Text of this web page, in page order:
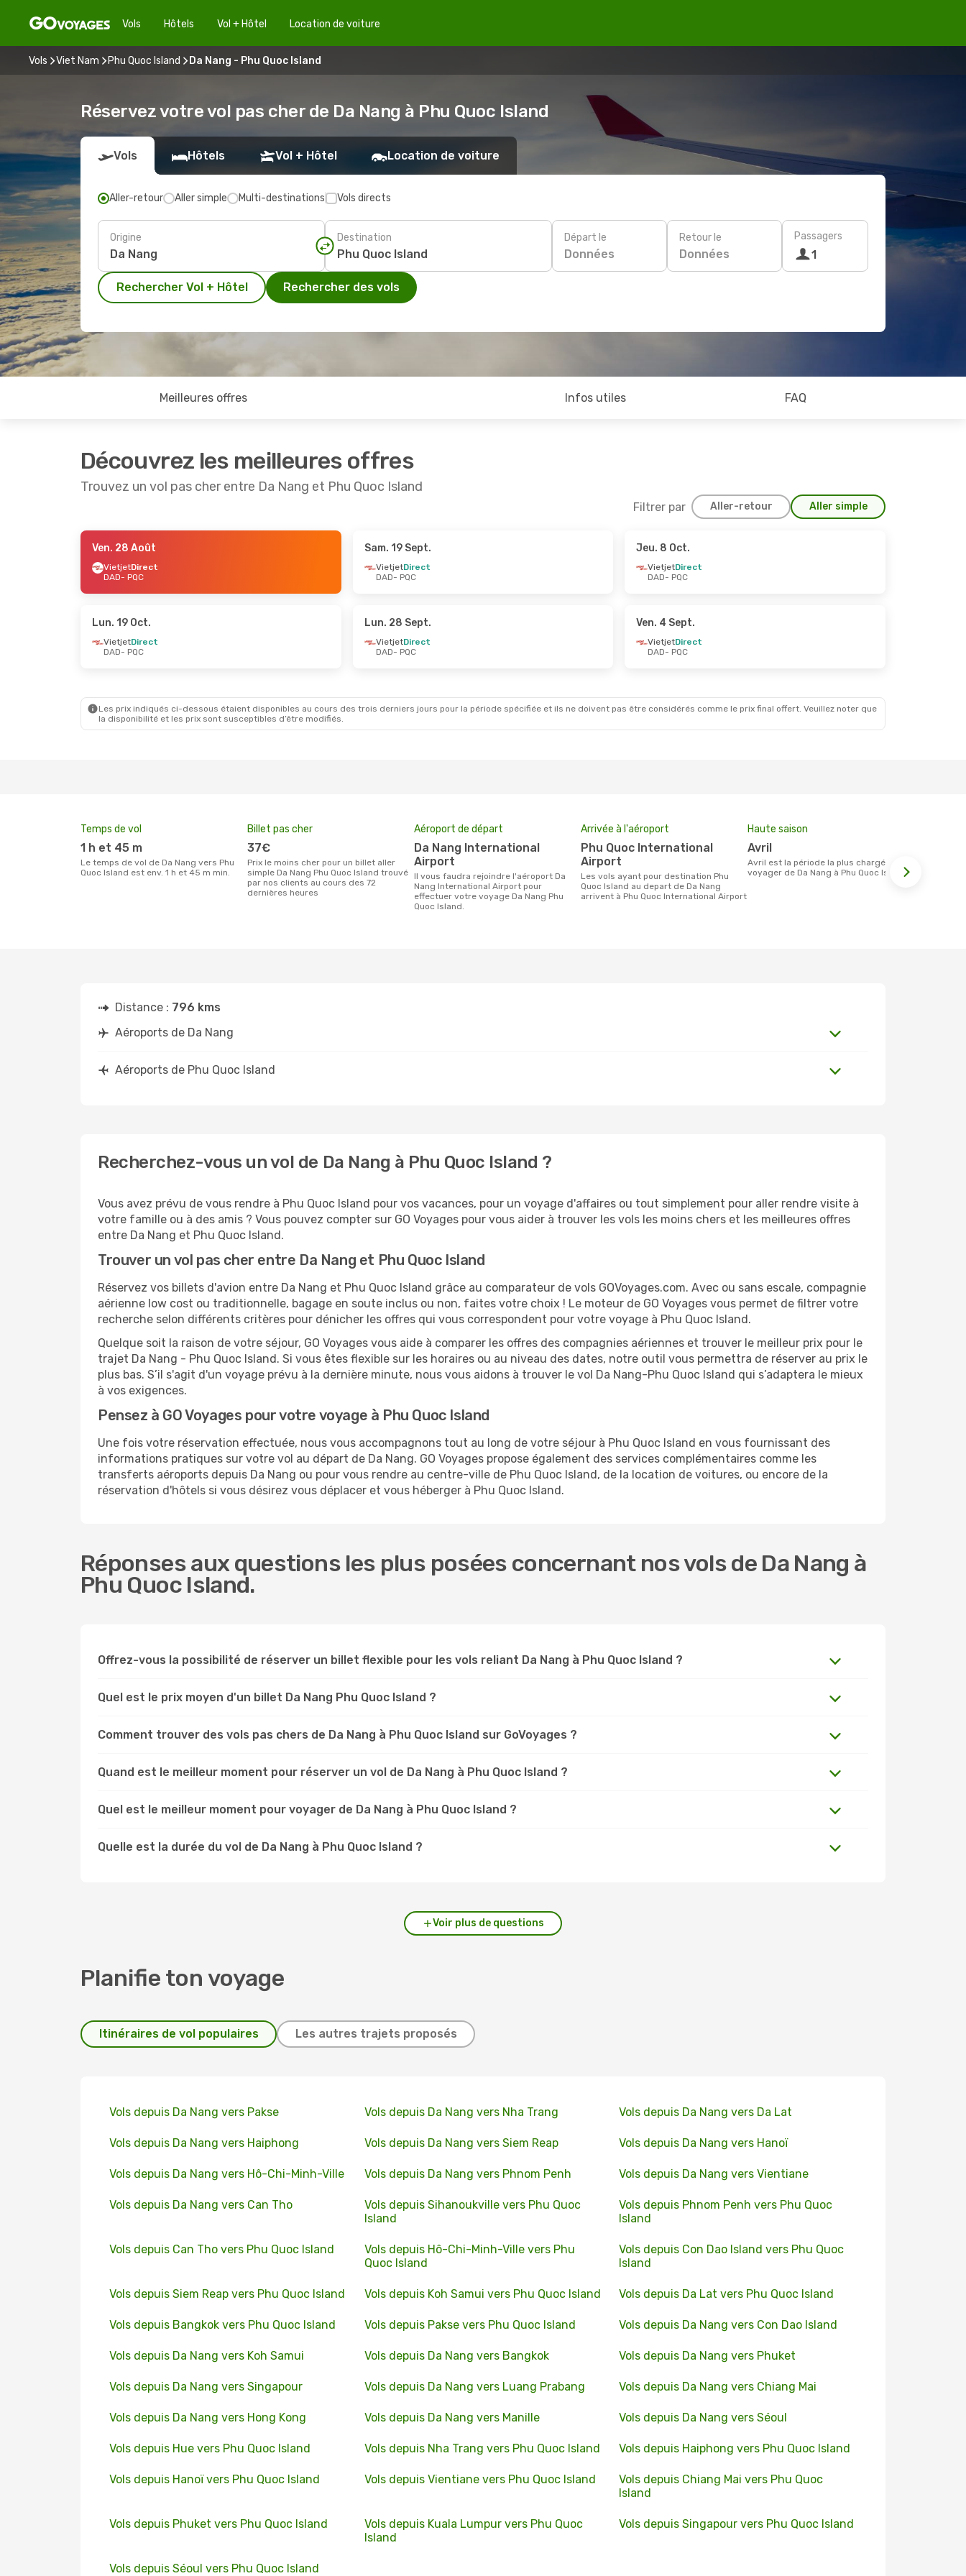
Vols Hôtels Vol + Hôtel Location de voiture
Vols Viet Nam Phu Quoc Island Da Nang - Phu Quoc Island
Réservez votre vol pas cher de Da Nang à Phu Quoc Island
Vols Hôtels Vol + Hôtel Location de voiture
Aller-retour Aller simple Multi-destinations Vols directs
Origine Destination Départ le
Données
Retour le
Données
Passagers
1
Rechercher Vol + Hôtel Rechercher des vols
Meilleures offres Infos utiles FAQ
Découvrez les meilleures offres
Trouvez un vol pas cher entre Da Nang et Phu Quoc Island
Filtrer par Aller-retour Aller simple
- Dim. 25 Oct.
Ven. 28 Août
VietjetDirect
DAD- PQC
Sam. 19 Sept.
VietjetDirect
DAD- PQC
Jeu. 8 Oct.
VietjetDirect
DAD- PQC
Lun. 19 Oct.
VietjetDirect
DAD- PQC
Lun. 28 Sept.
VietjetDirect
DAD- PQC
Ven. 4 Sept.
VietjetDirect
DAD- PQC
Les prix indiqués ci-dessous étaient disponibles au cours des trois derniers jours pour la période spécifiée et ils ne doivent pas être considérés comme le prix final offert. Veuillez noter que
la disponibilité et les prix sont susceptibles d’être modifiés.
Temps de vol
1 h et 45 m
Le temps de vol de Da Nang vers Phu
Quoc Island est env. 1 h et 45 m min.
Billet pas cher
37€
Prix le moins cher pour un billet aller
simple Da Nang Phu Quoc Island trouvé
par nos clients au cours des 72
dernières heures
Aéroport de départ
Da Nang International
Airport
Il vous faudra rejoindre l'aéroport Da
Nang International Airport pour
effectuer votre voyage Da Nang Phu
Quoc Island.
Arrivée à l'aéroport
Phu Quoc International
Airport
Les vols ayant pour destination Phu
Quoc Island au depart de Da Nang
arrivent à Phu Quoc International Airport
Haute saison
avril
avril est la période la plus chargée pour
voyager de Da Nang à Phu Quoc Island.
Distance : 796 kms
Aéroports de Da Nang
Aéroports de Phu Quoc Island
Recherchez-vous un vol de Da Nang à Phu Quoc Island ?
Vous avez prévu de vous rendre à Phu Quoc Island pour vos vacances, pour un voyage d'affaires ou tout simplement pour aller rendre visite à
votre famille ou à des amis ? Vous pouvez compter sur GO Voyages pour vous aider à trouver les vols les moins chers et les meilleures offres
entre Da Nang et Phu Quoc Island.
Trouver un vol pas cher entre Da Nang et Phu Quoc Island
Réservez vos billets d'avion entre Da Nang et Phu Quoc Island grâce au comparateur de vols GOVoyages.com. Avec ou sans escale, compagnie
aérienne low cost ou traditionnelle, bagage en soute inclus ou non, faites votre choix ! Le moteur de GO Voyages vous permet de filtrer votre
recherche selon différents critères pour dénicher les offres qui vous correspondent pour votre voyage à Phu Quoc Island.
Quelque soit la raison de votre séjour, GO Voyages vous aide à comparer les offres des compagnies aériennes et trouver le meilleur prix pour le
trajet Da Nang - Phu Quoc Island. Si vous êtes flexible sur les horaires ou au niveau des dates, notre outil vous permettra de réserver au prix le
plus bas. S’il s'agit d'un voyage prévu à la dernière minute, nous vous aidons à trouver le vol Da Nang-Phu Quoc Island qui s’adaptera le mieux
à vos exigences.
Pensez à GO Voyages pour votre voyage à Phu Quoc Island
Une fois votre réservation effectuée, nous vous accompagnons tout au long de votre séjour à Phu Quoc Island en vous fournissant des
informations pratiques sur votre vol au départ de Da Nang. GO Voyages propose également des services complémentaires comme les
transferts aéroports depuis Da Nang ou pour vous rendre au centre-ville de Phu Quoc Island, de la location de voitures, ou encore de la
réservation d'hôtels si vous désirez vous déplacer et vous héberger à Phu Quoc Island.
Réponses aux questions les plus posées concernant nos vols de Da Nang à
Phu Quoc Island.
Offrez-vous la possibilité de réserver un billet flexible pour les vols reliant Da Nang à Phu Quoc Island ?
Quel est le prix moyen d'un billet Da Nang Phu Quoc Island ?
Comment trouver des vols pas chers de Da Nang à Phu Quoc Island sur GoVoyages ?
Quand est le meilleur moment pour réserver un vol de Da Nang à Phu Quoc Island ?
Quel est le meilleur moment pour voyager de Da Nang à Phu Quoc Island ?
Quelle est la durée du vol de Da Nang à Phu Quoc Island ?
Voir plus de questions
Planifie ton voyage
Itinéraires de vol populaires Les autres trajets proposés
Vols depuis Da Nang vers Pakse Vols depuis Da Nang vers Nha Trang Vols depuis Da Nang vers Da Lat
Vols depuis Da Nang vers Haiphong Vols depuis Da Nang vers Siem Reap Vols depuis Da Nang vers Hanoï
Vols depuis Da Nang vers Hô-Chi-Minh-Ville Vols depuis Da Nang vers Phnom Penh Vols depuis Da Nang vers Vientiane
Vols depuis Da Nang vers Can Tho
Vols depuis Sihanoukville vers Phu Quoc
Island
Vols depuis Phnom Penh vers Phu Quoc
Island
Vols depuis Can Tho vers Phu Quoc Island
Vols depuis Hô-Chi-Minh-Ville vers Phu
Quoc Island
Vols depuis Con Dao Island vers Phu Quoc
Island
Vols depuis Siem Reap vers Phu Quoc Island Vols depuis Koh Samui vers Phu Quoc Island Vols depuis Da Lat vers Phu Quoc Island
Vols depuis Bangkok vers Phu Quoc Island Vols depuis Pakse vers Phu Quoc Island Vols depuis Da Nang vers Con Dao Island
Vols depuis Da Nang vers Koh Samui Vols depuis Da Nang vers Bangkok Vols depuis Da Nang vers Phuket
Vols depuis Da Nang vers Singapour Vols depuis Da Nang vers Luang Prabang Vols depuis Da Nang vers Chiang Mai
Vols depuis Da Nang vers Hong Kong Vols depuis Da Nang vers Manille Vols depuis Da Nang vers Séoul
Vols depuis Hue vers Phu Quoc Island Vols depuis Nha Trang vers Phu Quoc Island Vols depuis Haiphong vers Phu Quoc Island
Vols depuis Hanoï vers Phu Quoc Island Vols depuis Vientiane vers Phu Quoc Island
Vols depuis Chiang Mai vers Phu Quoc
Island
Vols depuis Phuket vers Phu Quoc Island
Vols depuis Kuala Lumpur vers Phu Quoc
Island
Vols depuis Singapour vers Phu Quoc Island
Vols depuis Séoul vers Phu Quoc Island